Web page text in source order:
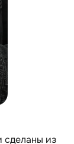
сделаны из